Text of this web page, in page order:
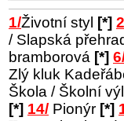
1/Životní styl [*]
/ Slapská
bramborová [*]
Zlý kluk
Škola / Školní
[*] 14/ Pionýr [*]